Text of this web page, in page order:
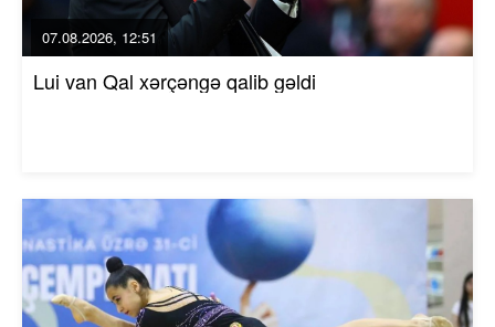
07.08.2026, 12:51
Lui van Qal xərçəngə qalib gəldi